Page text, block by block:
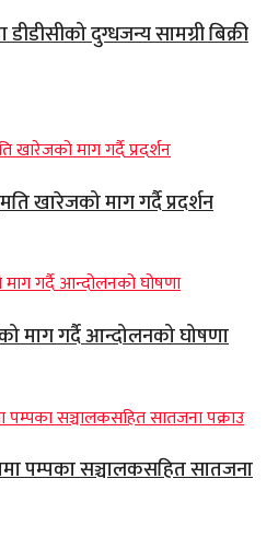
दुग्धजन्य सामग्री बिक्री
खारेजको माग गर्दै प्रदर्शन
माग गर्दै आन्दोलनको घोषणा
पम्पका सञ्चालकसहित सातजना